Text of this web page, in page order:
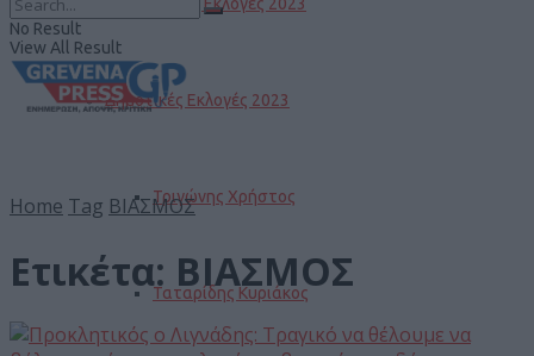
Δημοτικές Εκλογές 2023
Τριγώνης Χρήστος
Ταταρίδης Κυριάκος
No Result
View All Result
Home Tag ΒΙΑΣΜΟΣ
Ετικέτα: ΒΙΑΣΜΟΣ